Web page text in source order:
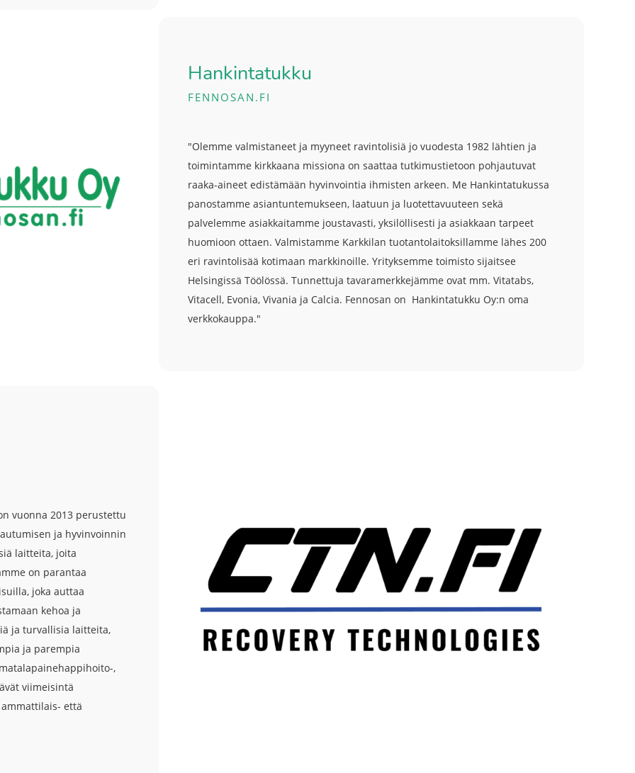
Hankintatukku
FENNOSAN.FI
"Olemme valmistaneet ja myyneet ravintolisiä jo vuodesta 1982 lähtien ja
toimintamme kirkkaana missiona on saattaa tutkimustietoon pohjautuvat
raaka-aineet edistämään hyvinvointia ihmisten arkeen. Me Hankintatukussa
panostamme asiantuntemukseen, laatuun ja luotettavuuteen sekä
palvelemme asiakkaitamme joustavasti, yksilöllisesti ja asiakkaan tarpeet
huomioon ottaen. Valmistamme Karkkilan tuotantolaitoksillamme lähes 200
eri ravintolisää kotimaan markkinoille. Yrityksemme toimisto sijaitsee
Helsingissä Töölössä. Tunnettuja tavaramerkkejämme ovat mm. Vitatabs,
Vitacell, Evonia, Vivania ja Calcia. Fennosan on Hankintatukku Oy:n oma
verkkokauppa."
vuonna 2013 perustettu
ja hyvinvoinnin
laitteita, joita
on parantaa
joka auttaa
kehoa ja
ja turvallisia laitteita,
ja parempia
,
viimeisintä
että